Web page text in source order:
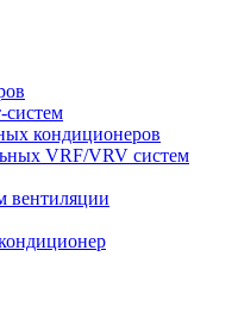
систем
кондиционеров
VRF/VRV систем
вентиляции